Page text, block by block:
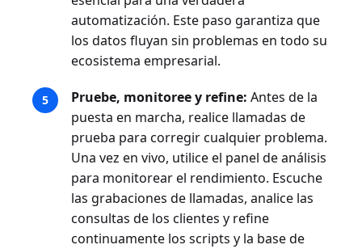
automatización. Este paso garantiza que
los datos fluyan sin problemas en todo su
ecosistema empresarial.
Pruebe, monitoree y refine: Antes de la
puesta en marcha, realice llamadas de
prueba para corregir cualquier problema.
Una vez en vivo, utilice el panel de análisis
para monitorear el rendimiento. Escuche
las grabaciones de llamadas, analice las
consultas de los clientes y refine
continuamente los scripts y la base de